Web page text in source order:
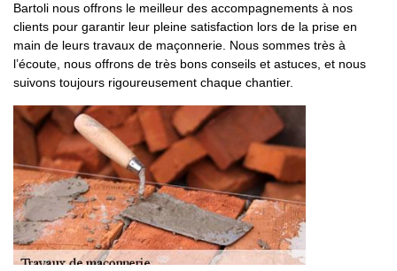
Bartoli nous offrons le meilleur des accompagnements à nos
clients pour garantir leur pleine satisfaction lors de la prise en
main de leurs travaux de maçonnerie. Nous sommes très à
l’écoute, nous offrons de très bons conseils et astuces, et nous
suivons toujours rigoureusement chaque chantier.